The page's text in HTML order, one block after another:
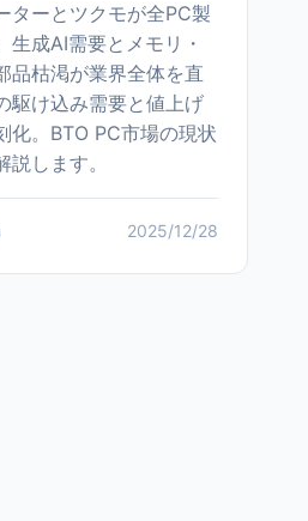
ターとツクモが全PC製
生成AI需要とメモリ・
品枯渇が業界全体を直
駆け込み需要と値上げ
化。BTO PC市場の現状
説します。
2025/12/28